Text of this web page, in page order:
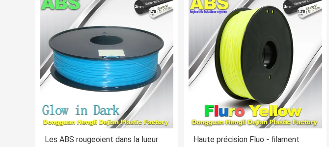
Les ABS rougeoient dans la lueur
Haute précision Fluo - filament